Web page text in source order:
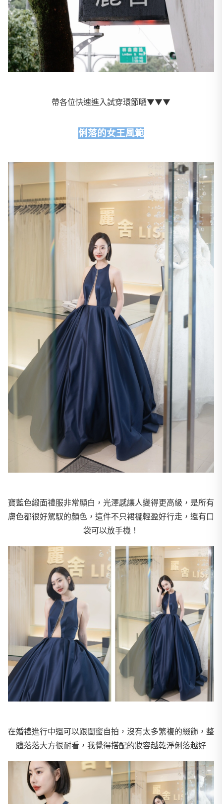
帶各位快速進入試穿環節囉▼▼▼
俐落的女王風範
寶藍色緞面禮服非常顯白，光澤感讓人變得更高級，是所有
膚色都很好駕馭的顏色，這件不只裙襬輕盈好行走，還有口
袋可以放手機！
在婚禮進行中還可以跟閨蜜自拍，沒有太多繁複的綴飾，整
體落落大方很耐看，我覺得搭配的妝容越乾淨俐落越好